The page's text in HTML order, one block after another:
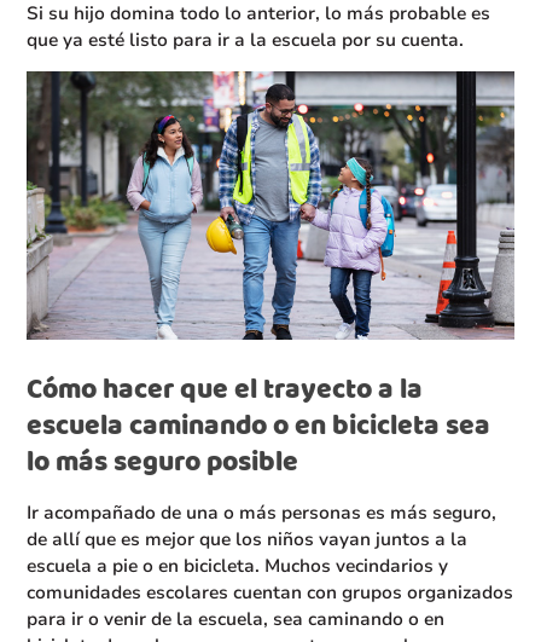
Si su hijo domina todo lo anterior, lo más probable es
que ya esté listo para ir a la escuela por su cuenta.
Cómo hacer que el trayecto a la
escuela caminando o en bicicleta sea
lo más seguro posible
Ir acompañado de una o más personas es más seguro,
de allí que es mejor que los niños vayan juntos a la
escuela a pie o en bicicleta. Muchos vecindarios y
comunidades escolares cuentan con grupos organizados
para ir o venir de la escuela, sea caminando o en